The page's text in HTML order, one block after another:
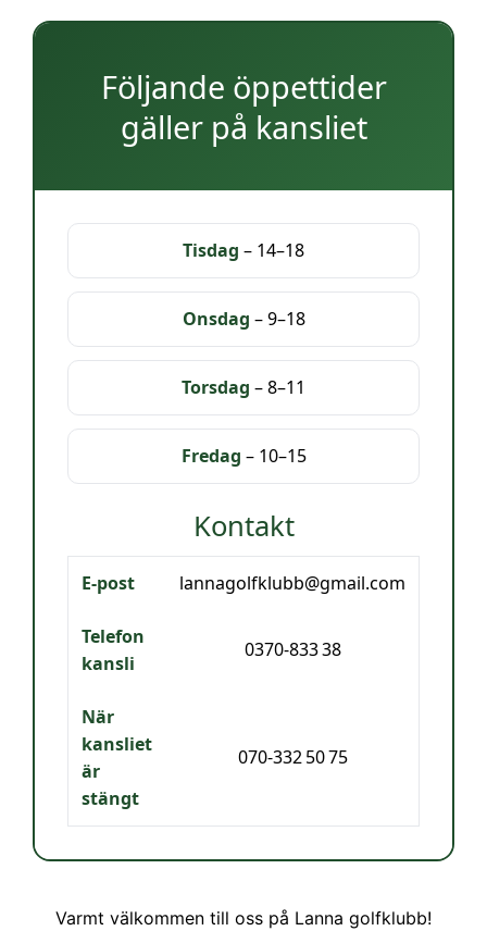
Följande öppettider
gäller på kansliet
Tisdag – 14–18
Onsdag – 9–18
Torsdag – 8–11
Fredag – 10–15
Kontakt
E‑post lannagolfklubb@gmail.com
Telefon
kansli
0370‑833 38
När
kansliet
är
stängt
070‑332 50 75
Varmt välkommen till oss på Lanna golfklubb!